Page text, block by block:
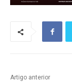
Artigo anterior